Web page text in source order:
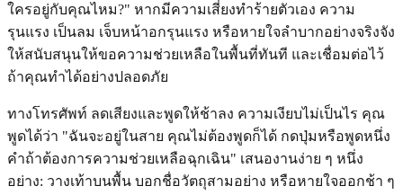
ใครอยู่กับคุณไหม?" หากมีความเสี่ยงทำร้ายตัวเอง ความ
รุนแรง เป็นลม เจ็บหน้าอกรุนแรง หรือหายใจลำบากอย่างจริงจัง
ให้สนับสนุนให้ขอความช่วยเหลือในพื้นที่ทันที และเชื่อมต่อไว้
ถ้าคุณทำได้อย่างปลอดภัย
ทางโทรศัพท์ ลดเสียงและพูดให้ช้าลง ความเงียบไม่เป็นไร คุณ
พูดได้ว่า "ฉันจะอยู่ในสาย คุณไม่ต้องพูดก็ได้ กดปุ่มหรือพูดหนึ่ง
คำถ้าต้องการความช่วยเหลือฉุกเฉิน" เสนองานง่าย ๆ หนึ่ง
อย่าง: วางเท้าบนพื้น บอกชื่อวัตถุสามอย่าง หรือหายใจออกช้า ๆ